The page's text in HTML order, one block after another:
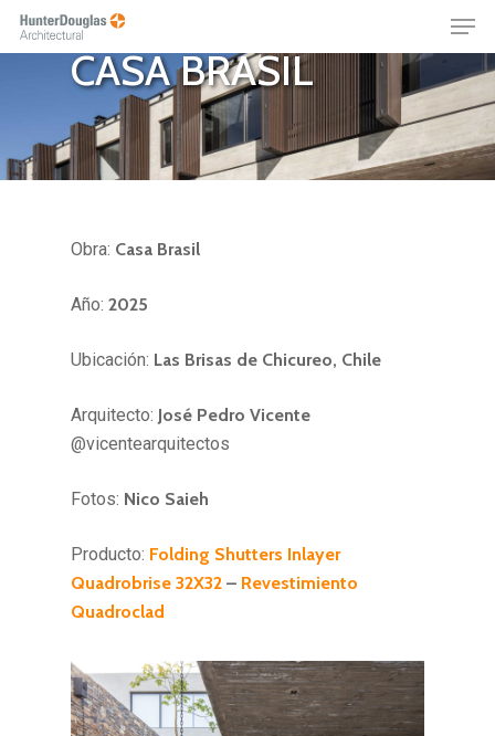
Skip
RESIDENCIAL
CASA BRASIL
Obra: Casa Brasil
Año:2025
Ubicación: Las Brisas de Chicureo, Chile
Arquitecto: José Pedro Vicente
@vicentearquitectos
Fotos: Nico Saieh
Producto: Folding Shutters Inlayer
Quadrobrise 32X32 – Revestimiento
Quadroclad